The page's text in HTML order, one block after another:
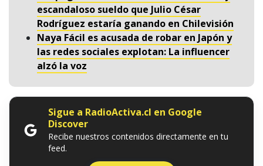
escandaloso sueldo que Julio César
Rodríguez estaría ganando en Chilevisión
Naya Fácil es acusada de robar en Japón y
las redes sociales explotan: La influencer
alzó la voz
Sigue a RadioActiva.cl en Google
Discover
Recibe nuestros contenidos directamente en tu
feed.